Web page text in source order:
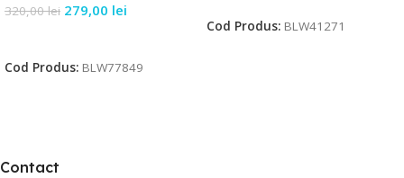
320,00lei 279,00 lei
Cod Produs: BLW77849
Cod Produs: BLW41271
Contact